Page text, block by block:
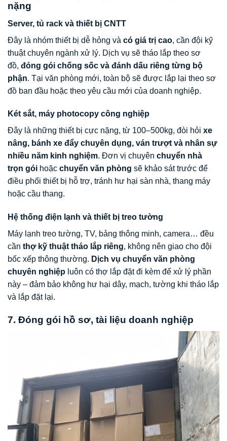
nặng
Server, tủ rack và thiết bị CNTT
Đây là nhóm thiết bị dễ hỏng và có giá trị cao, cần đội kỹ
thuật chuyên ngành xử lý. Dịch vụ sẽ tháo lắp theo sơ
đồ, đóng gói chống sốc và đánh dấu riêng từng bộ
phận. Tại văn phòng mới, toàn bộ sẽ được lắp lại theo sơ
đồ ban đầu hoặc theo yêu cầu mới của doanh nghiệp.
Két sắt, máy photocopy công nghiệp
Đây là những thiết bị cực nặng, từ 100–500kg, đòi hỏi xe
nâng, bánh xe đẩy chuyên dụng, ván trượt và nhân sự
nhiều năm kinh nghiệm. Đơn vị chuyên chuyển nhà
trọn gói hoặc chuyển văn phòng sẽ khảo sát trước để
điều phối thiết bị hỗ trợ, tránh hư hại sàn nhà, thang máy
hoặc cầu thang.
Hệ thống điện lạnh và thiết bị treo tường
Máy lạnh treo tường, TV, bảng thông minh, camera… đều
cần thợ kỹ thuật tháo lắp riêng, không nên giao cho đội
bốc xếp thông thường. Dịch vụ chuyển văn phòng
chuyên nghiệp luôn có thợ lắp đặt đi kèm để xử lý phần
này – đảm bảo không hư hại dây, mạch, tường khi tháo lắp
và lắp đặt lại.
7. Đóng gói hồ sơ, tài liệu doanh nghiệp